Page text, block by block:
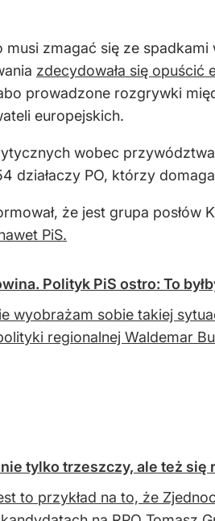
zmagać się ze
zdecydowała się opuścić
prowadzone rozgrywki
europejskich.
wobec przywództwa
działaczy PO, którzy
że jest grupa
PiS.
Polityk PiS ostro: To
wyobrażam sobie takiej
regionalnej Waldemar
tylko trzeszczy, ale też się
to przykład na to, że